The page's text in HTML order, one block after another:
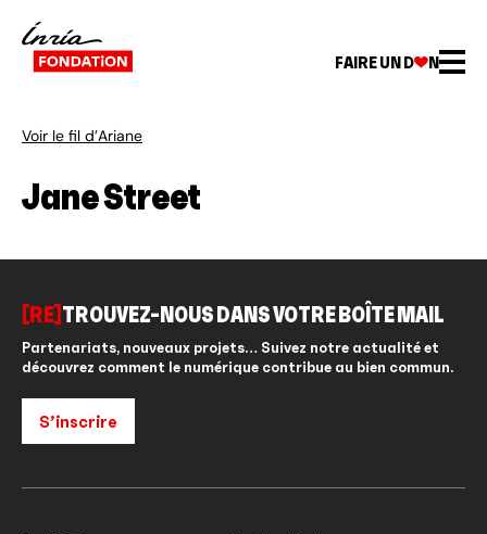
FAIRE UN D N
Voir le fil d’Ariane
Jane Street
[RE] TROUVEZ-NOUS DANS VOTRE BOÎTE MAIL
Partenariats, nouveaux projets… Suivez notre actualité et
découvrez comment le numérique contribue au bien commun.
S’inscrire